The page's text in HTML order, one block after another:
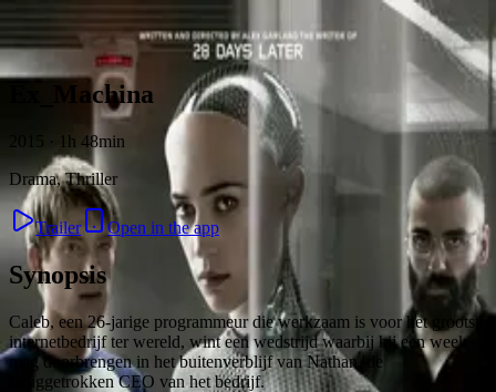
Skip to content
Ex_Machina
2015 · 1h 48min
Drama, Thriller
Trailer Open in the app
Synopsis
Caleb, een 26-jarige programmeur die werkzaam is voor het grootste
internetbedrijf ter wereld, wint een wedstrijd waarbij hij een week
mag doorbrengen in het buitenverblijf van Nathan, de
teruggetrokken CEO van het bedrijf.